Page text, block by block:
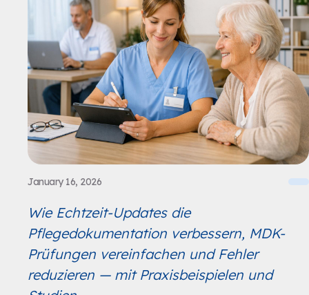
January 16, 2026
Wie Echtzeit-Updates die
Pflegedokumentation verbessern, MDK-
Prüfungen vereinfachen und Fehler
reduzieren — mit Praxisbeispielen und